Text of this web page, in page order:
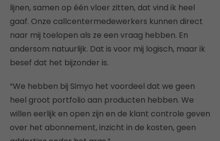
lijnen, samen op één vloer zitten, dat vind ik heel
gaaf. Onze callcentermedewerkers kunnen direct
naar mij toelopen als ze een vraag hebben. En
andersom natuurlijk. Dat is voor mij logisch, maar ik
besef dat het bijzonder is.
“We hebben bij Simyo het voordeel dat we geen
heel groot portfolio aan producten hebben. We
willen eerlijk en open zijn en de klant controle geven
over het abonnement, inzicht in de kosten, geen